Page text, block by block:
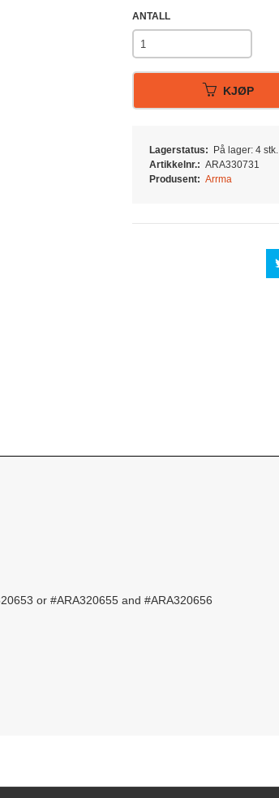
ANTALL
KJØP
Lagerstatus:
På lager: 4 stk.
Artikkelnr.: ARA330731
Produsent: Arrma
or #ARA320655 and #ARA320656